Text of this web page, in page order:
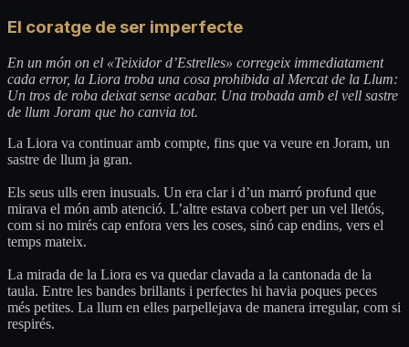
El coratge de ser imperfecte
En un món on el «Teixidor d’Estrelles» corregeix immediatament
cada error, la Liora troba una cosa prohibida al Mercat de la Llum:
Un tros de roba deixat sense acabar. Una trobada amb el vell sastre
de llum Joram que ho canvia tot.
La Liora va continuar amb compte, fins que va veure en Joram, un
sastre de llum ja gran.
Els seus ulls eren inusuals. Un era clar i d’un marró profund que
mirava el món amb atenció. L’altre estava cobert per un vel lletós,
com si no mirés cap enfora vers les coses, sinó cap endins, vers el
temps mateix.
La mirada de la Liora es va quedar clavada a la cantonada de la
taula. Entre les bandes brillants i perfectes hi havia poques peces
més petites. La llum en elles parpellejava de manera irregular, com si
respirés.